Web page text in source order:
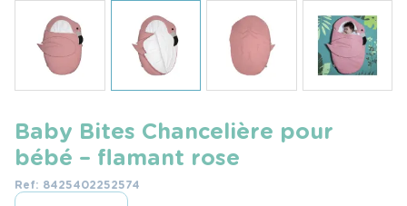
Baby Bites Chancelière pour
bébé – flamant rose
Ref: 8425402252574